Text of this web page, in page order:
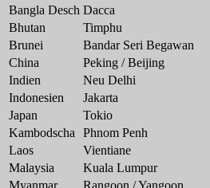
Bangla Desch Dacca
Bhutan
Timphu
Brunei
Bandar Seri Begawan
China
Peking / Beijing
Indien
Neu Delhi
Indonesien
Jakarta
Japan
Tokio
Kambodscha
Phnom Penh
Laos
Vientiane
Malaysia
Kuala Lumpur
Myanmar
Rangoon / Yangoon